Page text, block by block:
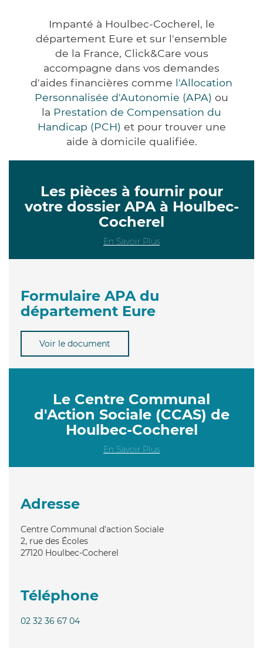
Impanté à Houlbec-Cocherel, le
département Eure et sur l'ensemble
de la France, Click&Care vous
accompagne dans vos demandes
d'aides financières comme l'Allocation
Personnalisée d'Autonomie (APA) ou
la Prestation de Compensation du
Handicap (PCH) et pour trouver une
aide à domicile qualifiée.
Les pièces à fournir pour
votre dossier APA à Houlbec-
Cocherel
En Savoir Plus
Formulaire APA du
département Eure
Voir le document
Le Centre Communal
d'Action Sociale (CCAS) de
Houlbec-Cocherel
En Savoir Plus
Adresse
Centre Communal d'action Sociale
2, rue des Écoles
27120 Houlbec-Cocherel
Téléphone
02 32 36 67 04